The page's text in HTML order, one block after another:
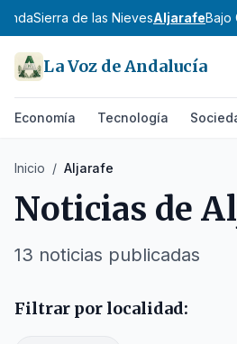
Sierra de las NievesAljarafeBajo
La Voz de Andalucía
Economía Tecnología
Inicio / Aljarafe
Noticias de
13 noticias publicadas
Filtrar por localidad: